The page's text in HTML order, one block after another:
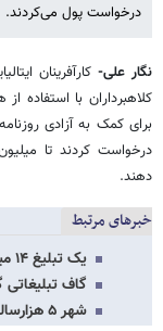
درخواست پول می‌کردند.
نگار علی- کارآفرینان
کلاهبرداران با استفاده
برای کمک به آزادی
درخواست کردند تا
دهند.
خبرهای مرتبط
یک تبلیغ ۱۴ میلیون دلاری / عصر جدید هوش مصنوعی آغاز شد
گاف
شهر ۵ هزارساله از زیر شن بیرون آمد